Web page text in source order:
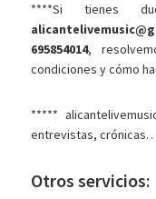
****Si tienes
695854014,
condiciones y cómo
*****
entrevistas,
Otros servicios: